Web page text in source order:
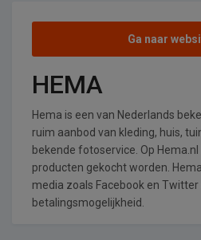
Ga naar
HEMA
Hema is een van Nederlands
ruim aanbod van kleding, huis,
bekende fotoservice. Op
producten gekocht worden.
media zoals Facebook en Twitter
betalingsmogelijkheid.